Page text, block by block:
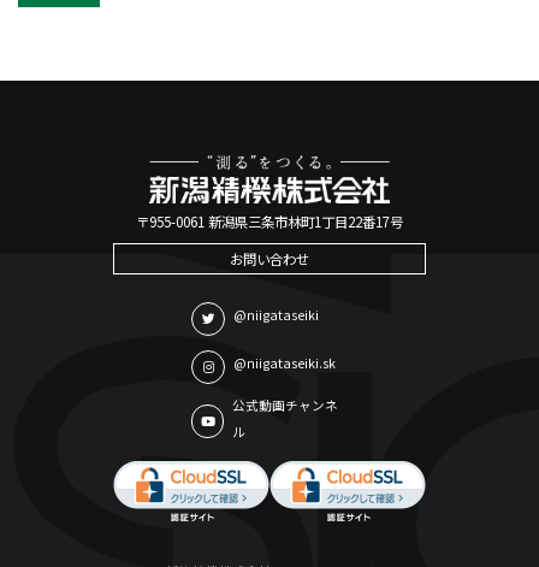
〒955-0061 新潟県三条市林町1丁目22番17号
お問い合わせ
@niigataseiki
@niigataseiki.sk
公式動画チャンネ
ル